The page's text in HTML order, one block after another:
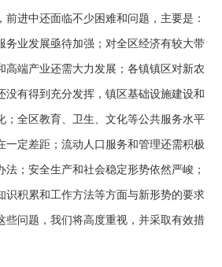
前进中还面临不少困难和问题，主要是：
务业发展亟待加强；对全区经济有较大带
高端产业还需大力发展；各镇镇区对新农
没有得到充分发挥，镇区基础设施建设和
；全区教育、卫生、文化等公共服务水平
一定差距；流动人口服务和管理还需积极
；安全生产和社会稳定形势依然严峻；
识积累和工作方法等方面与新形势的要求
些问题，我们将高度重视，并采取有效措